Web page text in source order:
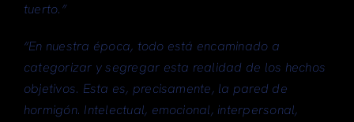
tuerto.”
“En nuestra época, todo está encaminado a
categorizar y segregar esta realidad de los hechos
objetivos. Esta es, precisamente, la pared de
hormigón. Intelectual, emocional, interpersonal,